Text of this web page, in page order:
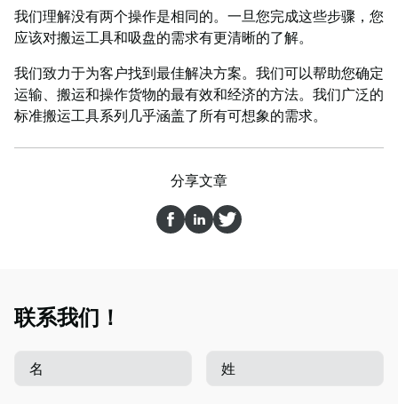
我们理解没有两个操作是相同的。一旦您完成这些步骤，您
应该对搬运工具和吸盘的需求有更清晰的了解。
我们致力于为客户找到最佳解决方案。我们可以帮助您确定
运输、搬运和操作货物的最有效和经济的方法。我们广泛的
标准搬运工具系列几乎涵盖了所有可想象的需求。
分享文章
联系我们！
名 姓